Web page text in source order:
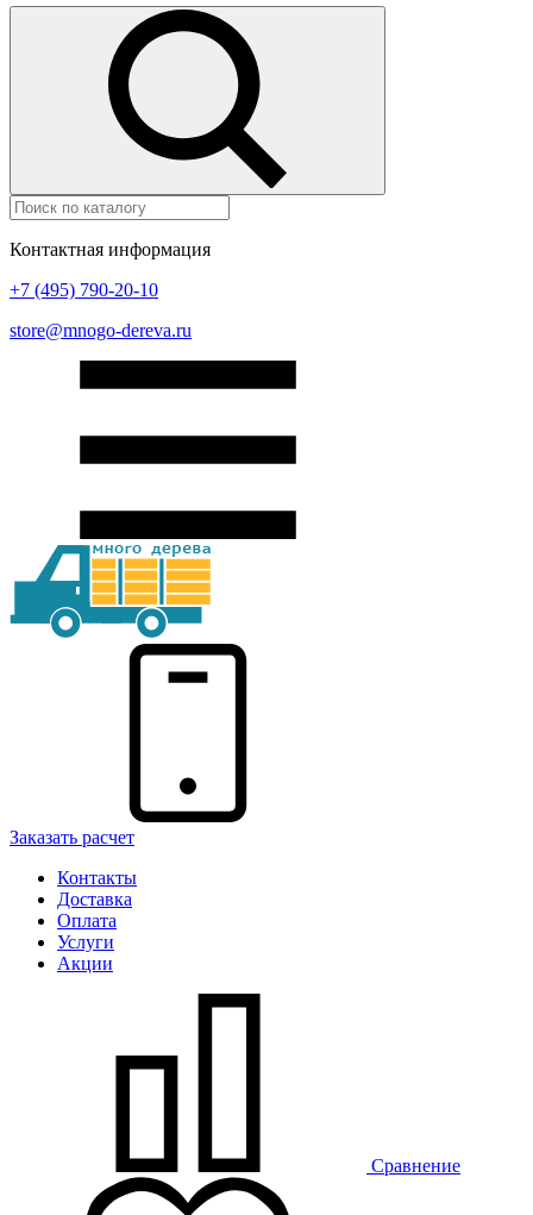
Контактная информация
+7 (495) 790-20-10
store@mnogo-dereva.ru
Заказать расчет
Контакты
Доставка
Оплата
Услуги
Акции
Сравнение